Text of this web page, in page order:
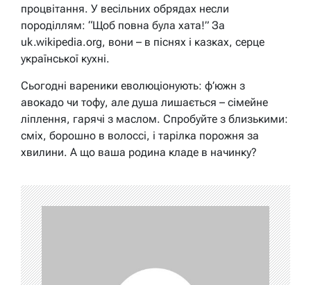
процвітання. У весільних обрядах несли
породіллям: “Щоб повна була хата!” За
uk.wikipedia.org, вони – в піснях і казках, серце
української кухні.
Сьогодні вареники еволюціонують: ф’южн з
авокадо чи тофу, але душа лишається – сімейне
ліплення, гарячі з маслом. Спробуйте з близькими:
сміх, борошно в волоссі, і тарілка порожня за
хвилини. А що ваша родина кладе в начинку?